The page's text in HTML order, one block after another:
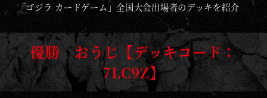
ジ
ラ
カ
ー
ド
「ゴジラ カードゲーム」全国大会出場者のデッキを紹介
優勝 おうじ【デッキコード：
7LC9Z】